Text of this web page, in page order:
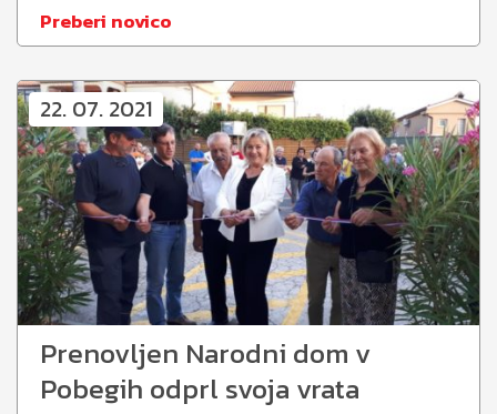
Preberi novico
22. 07. 2021
Prenovljen Narodni dom v
Pobegih odprl svoja vrata